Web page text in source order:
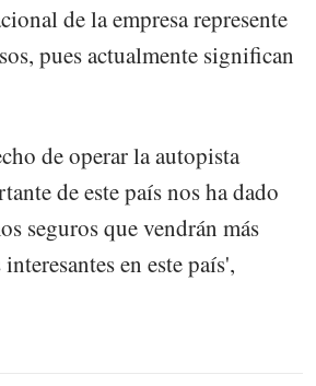
de la empresa represente
pues actualmente significan
de operar la autopista
de este país nos ha dado
seguros que vendrán más
en este país',